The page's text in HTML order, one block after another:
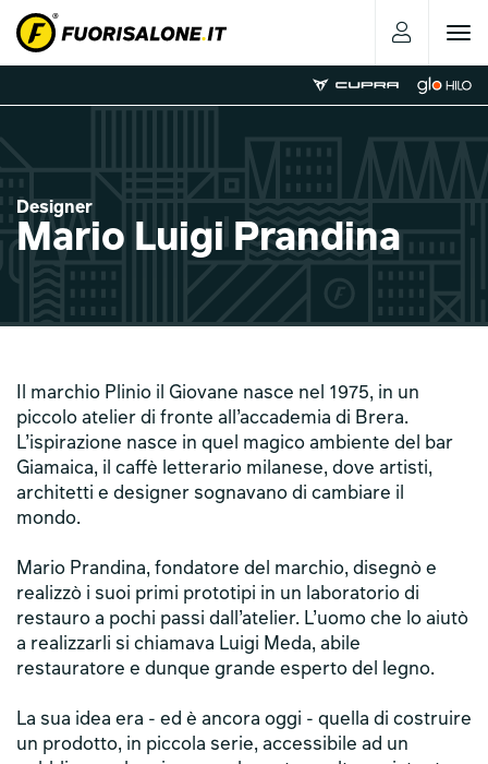
Toggle
Designer
Mario Luigi Prandina
Il marchio Plinio il Giovane nasce nel 1975, in un
piccolo atelier di fronte all’accademia di Brera.
L’ispirazione nasce in quel magico ambiente del bar
Giamaica, il caffè letterario milanese, dove artisti,
architetti e designer sognavano di cambiare il
mondo.
Mario Prandina, fondatore del marchio, disegnò e
realizzò i suoi primi prototipi in un laboratorio di
restauro a pochi passi dall’atelier. L’uomo che lo aiutò
a realizzarli si chiamava Luigi Meda, abile
restauratore e dunque grande esperto del legno.
La sua idea era - ed è ancora oggi - quella di costruire
un prodotto, in piccola serie, accessibile ad un